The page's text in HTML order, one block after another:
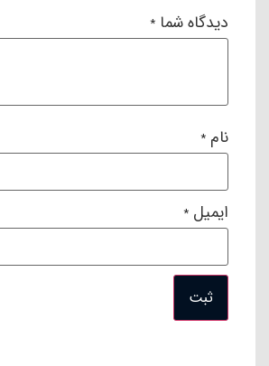
دیدگاه شما *
نام *
ایمیل *